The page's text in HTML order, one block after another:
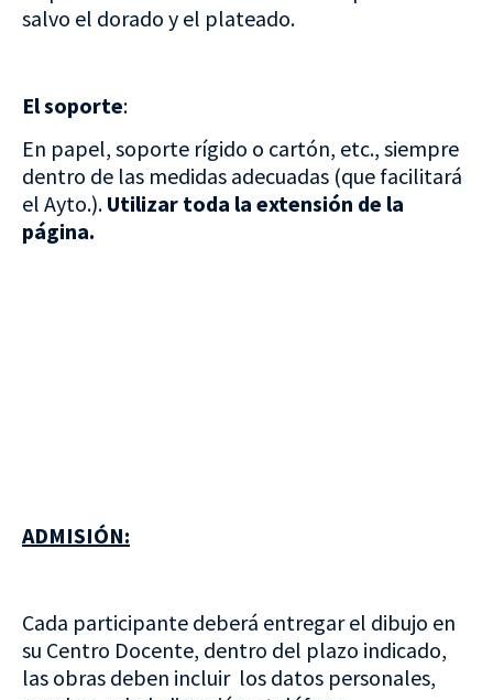
salvo el dorado y el plateado.
El soporte:
En papel, soporte rígido o cartón, etc., siempre
dentro de las medidas adecuadas (que facilitará
el Ayto.). Utilizar toda la extensión de la
página.
ADMISIÓN:
Cada participante deberá entregar el dibujo en
su Centro Docente, dentro del plazo indicado,
las obras deben incluir los datos personales,